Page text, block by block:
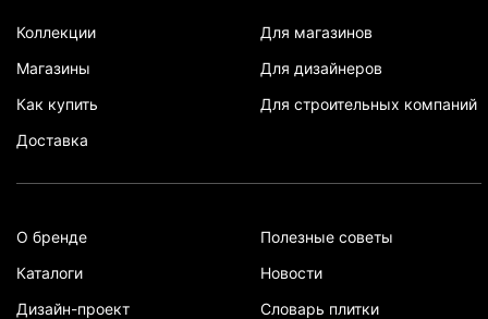
Коллекции
Магазины
Как купить
Доставка
Для магазинов
Для дизайнеров
Для строительных компаний
О бренде
Каталоги
Дизайн-проект
Полезные советы
Новости
Словарь плитки